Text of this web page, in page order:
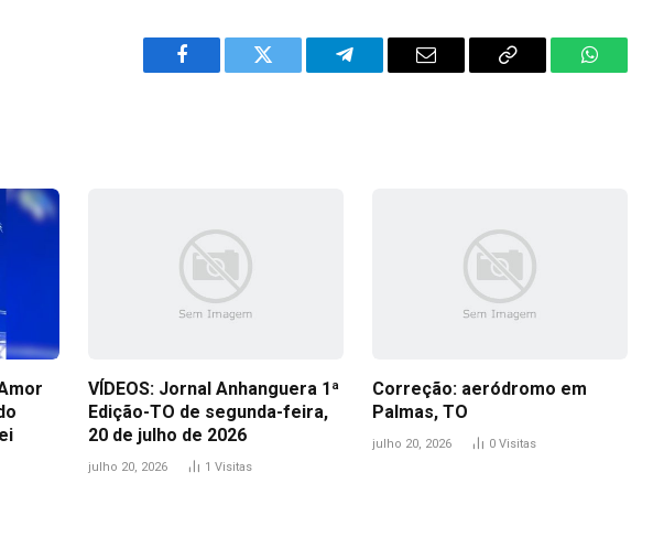
Facebook Twitter Telegram Email
Copy
WhatsApp
VÍDEOS: Jornal Anhanguera 1ª
Edição-TO de segunda-feira,
20 de julho de 2026
julho 20, 2026 1 Visitas
Correção: aeródromo em
Palmas, TO
julho 20, 2026 0 Visitas